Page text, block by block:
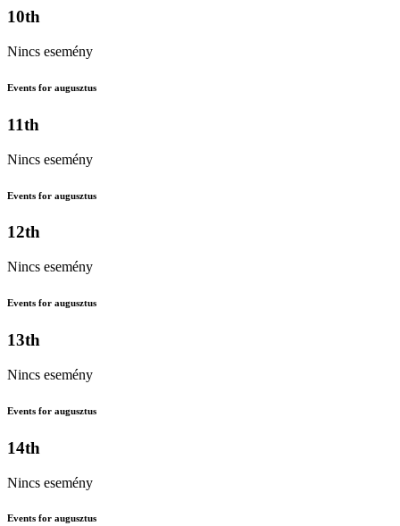
10th
Nincs esemény
Events for augusztus
11th
Nincs esemény
Events for augusztus
12th
Nincs esemény
Events for augusztus
13th
Nincs esemény
Events for augusztus
14th
Nincs esemény
Events for augusztus